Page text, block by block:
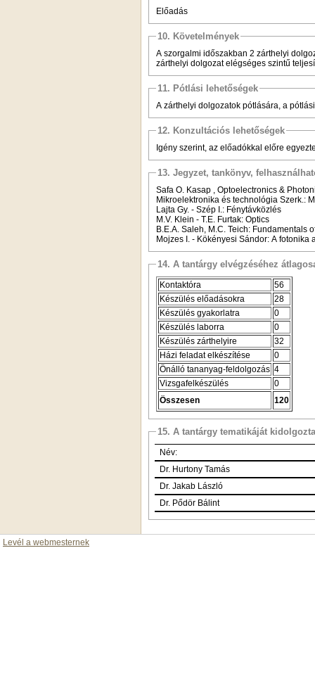
Előadás
10. Követelmények
A szorgalmi időszakban 2 zárthelyi
zárthelyi dolgozat elégséges szintű
11. Pótlási lehetőségek
A zárthelyi dolgozatok pótlására, a
12. Konzultációs lehetőségek
Igény szerint, az előadókkal előre
13. Jegyzet, tankönyv,
Safa O. Kasap , Optoelectronics &
Mikroelektronika és technológia Szerk.:
Lajta Gy. - Szép I.: Fénytávközlés
M.V. Klein - T.E. Furtak: Optics
B.E.A. Saleh, M.C. Teich: Fundamentals
Mojzes I. - Kökényesi Sándor: A fotonika
14. A tantárgy elvégzéséhez
Kontaktóra
56
Készülés előadásokra
28
Készülés gyakorlatra
0
Készülés laborra
0
Készülés zárthelyire
32
Házi feladat elkészítése
0
Önálló tananyag-feldolgozás 4
Vizsgafelkészülés
0
Összesen
120
15. A tantárgy tematikáját kidolgozta
Név:
Dr. Hurtony Tamás
Dr. Jakab László
Dr. Pődör Bálint
Levél a webmesternek